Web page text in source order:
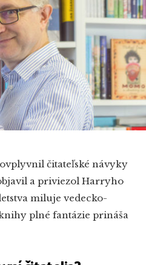
čitateľské návyky
a priviezol Harryho
miluje vedecko-
plné fantázie prináša